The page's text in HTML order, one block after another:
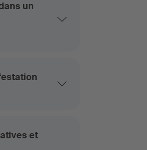
un
et